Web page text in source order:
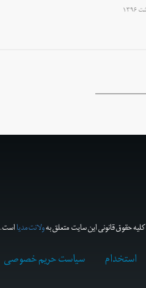
کلیه حقوق قانونی این سایت متعلق بهولانت‌مدیااست.
استخدام سیاست حریم خصوصی